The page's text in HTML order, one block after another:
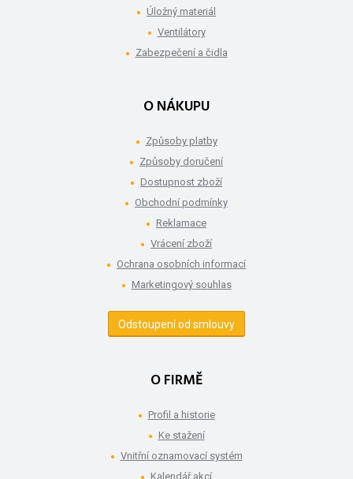
Úložný materiál
Ventilátory
Zabezpečení a čidla
O NÁKUPU
Způsoby platby
Způsoby doručení
Dostupnost zboží
Obchodní podmínky
Reklamace
Vrácení zboží
Ochrana osobních informací
Marketingový souhlas
Odstoupení od smlouvy
O FIRMĚ
Profil a historie
Ke stažení
Vnitřní oznamovací systém
Kalendář akcí